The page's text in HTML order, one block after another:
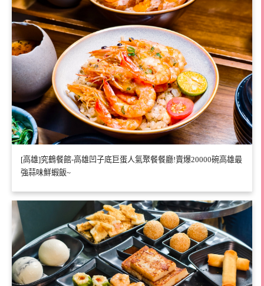
[高雄]究鶴餐館-高雄凹子底巨蛋人氣聚餐餐廳!賣爆20000碗高雄最
強蒜味鮮蝦飯~